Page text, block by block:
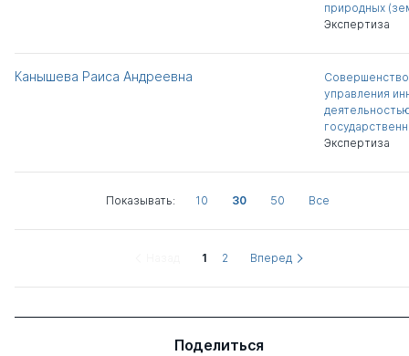
природных
Экспертиза
Канышева Раиса Андреевна
управления
Экспертиза
Показывать: 10 30 50 Все
1 2 Вперед
Поделиться